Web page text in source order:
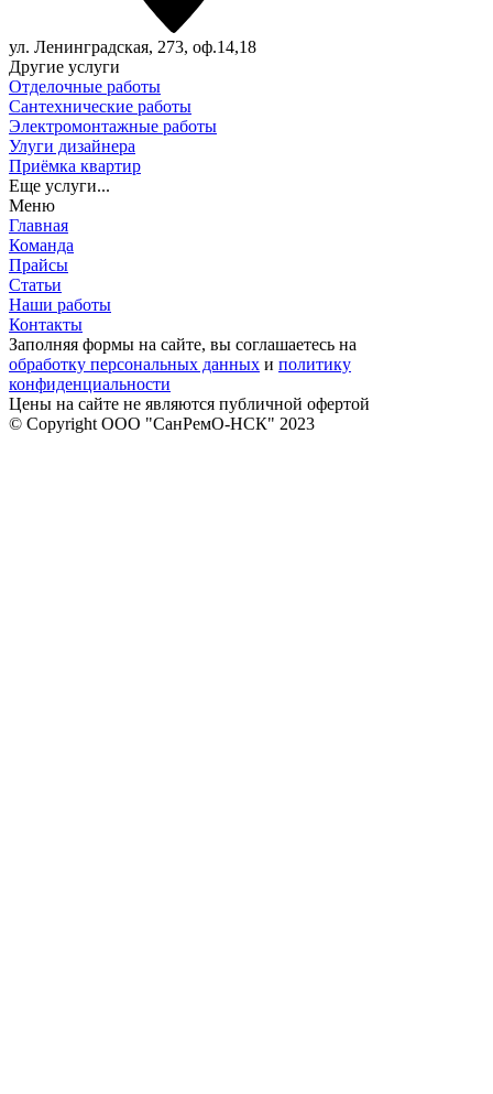
ул. Ленинградская, 273, оф.14,18
Другие услуги
Отделочные работы
Сантехнические работы
Электромонтажные работы
Улуги дизайнера
Приёмка квартир
Еще услуги...
Меню
Главная
Команда
Прайсы
Статьи
Наши работы
Контакты
Заполняя формы на сайте, вы соглашаетесь на
обработку персональных данных и политику
конфиденциальности
Цены на сайте не являются публичной офертой
© Copyright ООО "СанРемО-НСК" 2023